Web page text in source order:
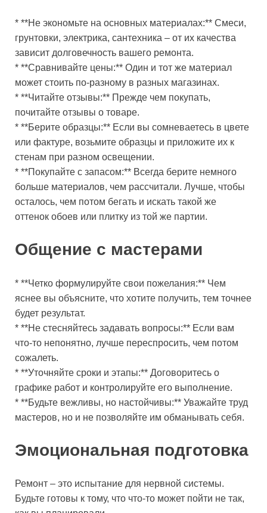
* **Не экономьте на основных материалах:** Смеси,
грунтовки, электрика, сантехника – от их качества
зависит долговечность вашего ремонта.
* **Сравнивайте цены:** Один и тот же материал
может стоить по-разному в разных магазинах.
* **Читайте отзывы:** Прежде чем покупать,
почитайте отзывы о товаре.
* **Берите образцы:** Если вы сомневаетесь в цвете
или фактуре, возьмите образцы и приложите их к
стенам при разном освещении.
* **Покупайте с запасом:** Всегда берите немного
больше материалов, чем рассчитали. Лучше, чтобы
осталось, чем потом бегать и искать такой же
оттенок обоев или плитку из той же партии.
Общение с мастерами
* **Четко формулируйте свои пожелания:** Чем
яснее вы объясните, что хотите получить, тем точнее
будет результат.
* **Не стесняйтесь задавать вопросы:** Если вам
что-то непонятно, лучше переспросить, чем потом
сожалеть.
* **Уточняйте сроки и этапы:** Договоритесь о
графике работ и контролируйте его выполнение.
* **Будьте вежливы, но настойчивы:** Уважайте труд
мастеров, но и не позволяйте им обманывать себя.
Эмоциональная подготовка
Ремонт – это испытание для нервной системы.
Будьте готовы к тому, что что-то может пойти не так,